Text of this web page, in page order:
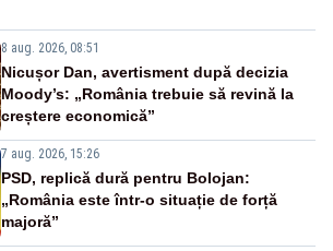
8 aug. 2026, 08:51
Nicușor Dan, avertisment după decizia
Moody’s: „România trebuie să revină la
creștere economică”
7 aug. 2026, 15:26
PSD, replică dură pentru Bolojan:
„România este într-o situație de forță
majoră”